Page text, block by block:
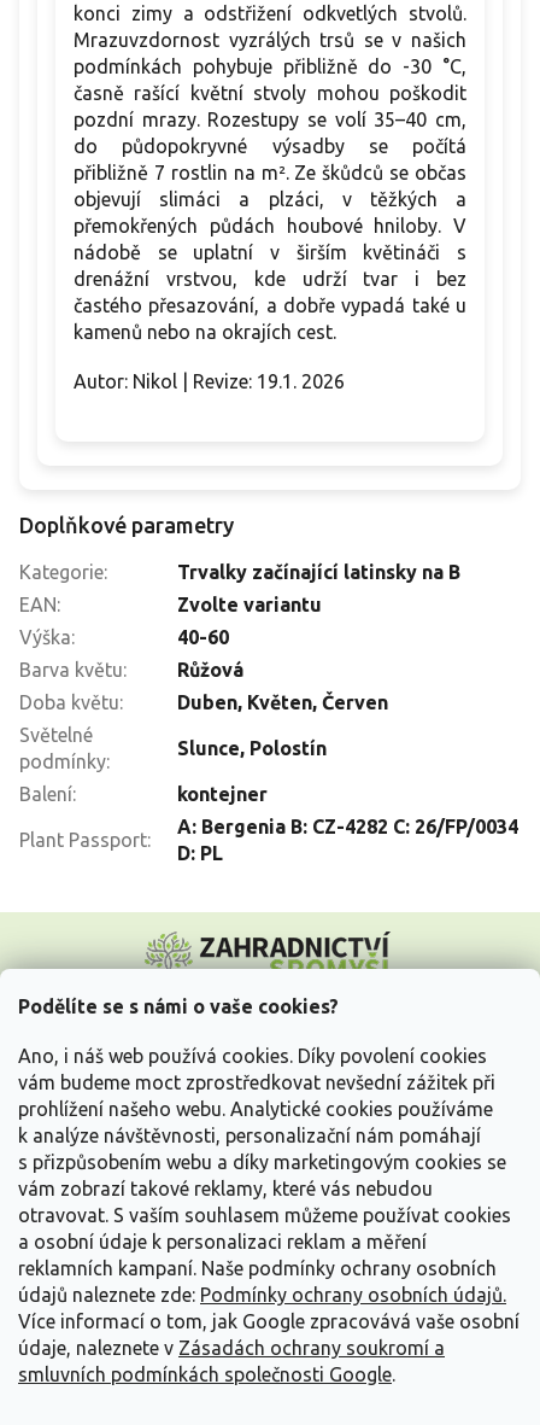
Podělíte se s námi o vaše cookies?
Ano, i náš web používá cookies. Díky povolení cookies
vám budeme moct zprostředkovat nevšední zážitek při
prohlížení našeho webu. Analytické cookies používáme
k analýze návštěvnosti, personalizační nám pomáhají
s přizpůsobením webu a díky marketingovým cookies se
vám zobrazí takové reklamy, které vás nebudou
otravovat. S vaším souhlasem můžeme používat cookies
a osobní údaje k personalizaci reklam a měření
reklamních kampaní. Naše podmínky ochrany osobních
údajů naleznete zde: Podmínky ochrany osobních údajů.
Více informací o tom, jak Google zpracovává vaše osobní
údaje, naleznete v Zásadách ochrany soukromí a
smluvních podmínkách společnosti Google.
konci zimy a odstřižení odkvetlých stvolů.
Mrazuvzdornost vyzrálých trsů se v našich
podmínkách pohybuje přibližně do -30 °C,
časně rašící květní stvoly mohou poškodit
pozdní mrazy. Rozestupy se volí 35–40 cm,
do půdopokryvné výsadby se počítá
přibližně 7 rostlin na m². Ze škůdců se občas
objevují slimáci a plzáci, v těžkých a
přemokřených půdách houbové hniloby. V
nádobě se uplatní v širším květináči s
drenážní vrstvou, kde udrží tvar i bez
častého přesazování, a dobře vypadá také u
kamenů nebo na okrajích cest.
Autor: Nikol | Revize: 19.1. 2026
Doplňkové parametry
Kategorie:
Trvalky začínající latinsky na B
EAN:
Zvolte variantu
Výška:
40-60
Barva květu:
Růžová
Doba květu: Duben, Květen, Červen
Světelné
podmínky:
Slunce, Polostín
Balení: kontejner
Plant Passport:
A: Bergenia B: CZ-4282 C: 26/FP/0034
D: PL
p
Vše o nákupu
Informace pro Vás
Kontakujte nás